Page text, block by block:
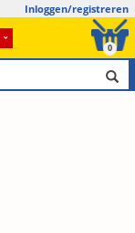
Inloggen/registreren
0